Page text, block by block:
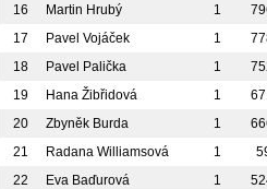
16
Martin Hrubý 1
17
Pavel Vojáček 1
18
Pavel Palička 1
19
Hana Žibřidová 1
20
Zbyněk Burda 1
21
Radana Williamsová 1
22
Eva Baďurová 1